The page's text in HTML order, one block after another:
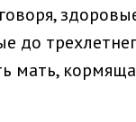
до
мать,